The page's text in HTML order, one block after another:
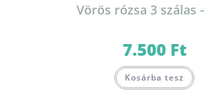
Vörös rózsa 3 szálas
7.500 Ft
Kosárba tesz